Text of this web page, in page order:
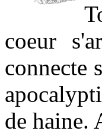
coeur
connecte
de haine.